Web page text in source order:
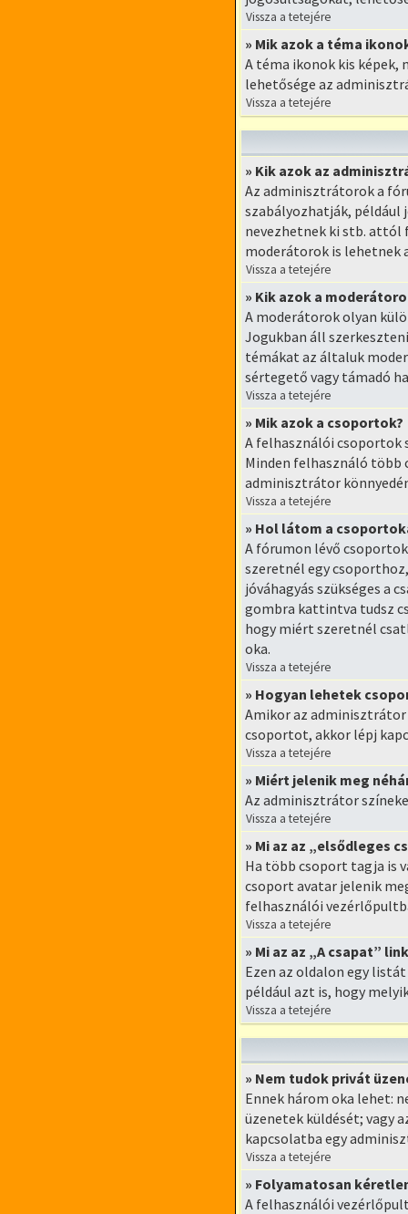
Vissza a tetejére
» Mik azok a téma
A téma ikonok kis
lehetősége az
Vissza a tetejére
» Kik azok az
Az adminisztrátorok a
szabályozhatják,
nevezhetnek ki stb.
moderátorok is lehetnek
Vissza a tetejére
» Kik azok a
A moderátorok olyan
Jogukban áll
témákat az általuk
sértegető vagy támadó
Vissza a tetejére
» Mik azok a csoportok?
A felhasználói csoportok
Minden felhasználó több
adminisztrátor
Vissza a tetejére
» Hol látom a
A fórumon lévő
szeretnél egy
jóváhagyás szükséges a
gombra kattintva tudsz
hogy miért szeretnél
oka.
Vissza a tetejére
» Hogyan lehetek
Amikor az
csoportot, akkor lépj
Vissza a tetejére
» Miért jelenik meg
Az adminisztrátor
Vissza a tetejére
» Mi az az „elsődleges
Ha több csoport tagja is
csoport avatar jelenik
felhasználói
Vissza a tetejére
» Mi az az „A csapat”
Ezen az oldalon egy
például azt is, hogy
Vissza a tetejére
» Nem tudok privát
Ennek három oka lehet:
üzenetek küldését; vagy
kapcsolatba egy
Vissza a tetejére
» Folyamatosan
A felhasználói